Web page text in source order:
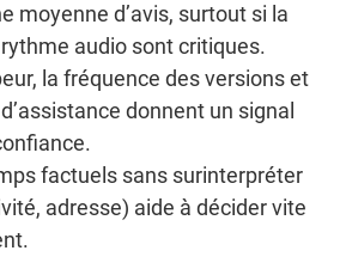
moyenne d’avis, surtout si la
rythme audio sont critiques.
la fréquence des versions et
donnent un signal
factuels sans surinterpréter
adresse) aide à décider vite